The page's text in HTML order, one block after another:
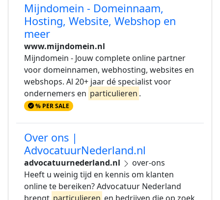
Mijndomein - Domeinnaam,
Hosting, Website, Webshop en
meer
www.mijndomein.nl
Mijndomein - Jouw complete online partner
voor domeinnamen, webhosting, websites en
webshops. Al 20+ jaar dé specialist voor
ondernemers en particulieren .
% PER SALE
Over ons |
AdvocatuurNederland.nl
advocatuurnederland.nl
over-ons
Heeft u weinig tijd en kennis om klanten
online te bereiken? Advocatuur Nederland